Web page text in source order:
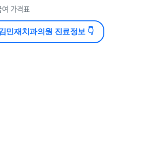
여 가격표
민재치과의원 진료정보 👇